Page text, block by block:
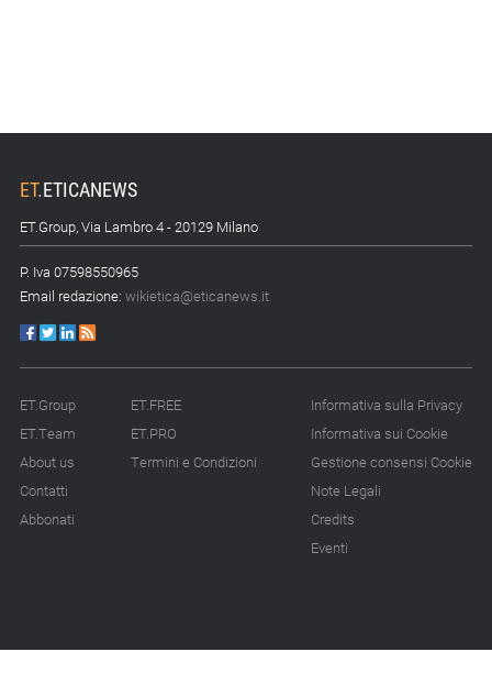
ET.ETICANEWS
ET.Group, Via Lambro 4 - 20129 Milano
P. Iva 07598550965
Email redazione: wikietica@eticanews.it
ET.Group
ET.Team
About us
Contatti
Abbonati
ET.FREE
ET.PRO
Termini e Condizioni
Informativa sulla Privacy
Informativa sui Cookie
Gestione consensi Cookie
Note Legali
Credits
Eventi